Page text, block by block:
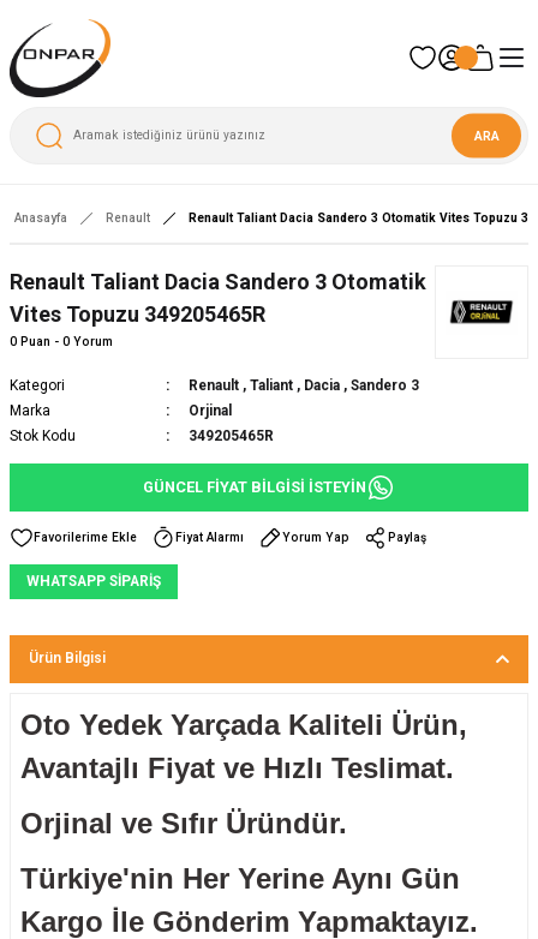
ARA
Anasayfa Renault Renault Taliant Dacia Sandero 3 Otomatik Vites Topuzu
Renault Taliant Dacia Sandero 3 Otomatik
Vites Topuzu 349205465R
0 Puan - 0 Yorum
Kategori Renault , Taliant , Dacia , Sandero 3
Marka
Orjinal
Stok Kodu
349205465R
GÜNCEL FİYAT BİLGİSİ İSTEYİN
Fiyat Alarmı Yorum Yap Paylaş
WHATSAPP SİPARİŞ
Ürün Bilgisi
Oto Yedek Yarçada Kaliteli Ürün,
Avantajlı Fiyat ve Hızlı Teslimat.
Orjinal ve Sıfır Üründür.
Türkiye'nin Her Yerine Aynı Gün
Kargo İle Gönderim Yapmaktayız.